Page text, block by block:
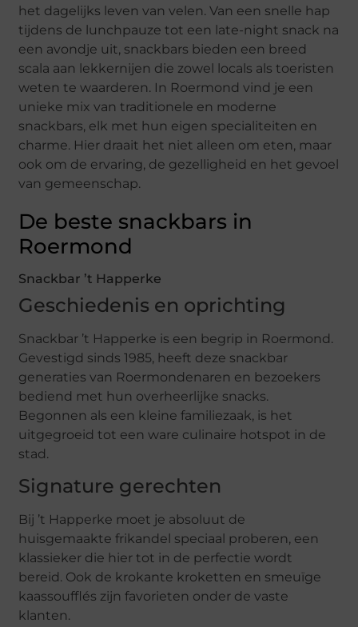
het dagelijks leven van velen. Van een snelle hap
tijdens de lunchpauze tot een late-night snack na
een avondje uit, snackbars bieden een breed
scala aan lekkernijen die zowel locals als toeristen
weten te waarderen. In Roermond vind je een
unieke mix van traditionele en moderne
snackbars, elk met hun eigen specialiteiten en
charme. Hier draait het niet alleen om eten, maar
ook om de ervaring, de gezelligheid en het gevoel
van gemeenschap.
De beste snackbars in
Roermond
Snackbar ’t Happerke
Geschiedenis en oprichting
Snackbar ’t Happerke is een begrip in Roermond.
Gevestigd sinds 1985, heeft deze snackbar
generaties van Roermondenaren en bezoekers
bediend met hun overheerlijke snacks.
Begonnen als een kleine familiezaak, is het
uitgegroeid tot een ware culinaire hotspot in de
stad.
Signature gerechten
Bij ’t Happerke moet je absoluut de
huisgemaakte frikandel speciaal proberen, een
klassieker die hier tot in de perfectie wordt
bereid. Ook de krokante kroketten en smeuïge
kaassoufflés zijn favorieten onder de vaste
klanten.